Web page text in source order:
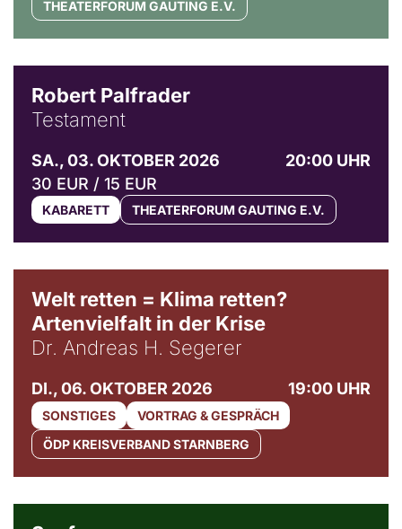
THEATERFORUM GAUTING E.V.
Robert Palfrader
Testament
SA., 03. OKTOBER 2026
20:00 UHR
30 EUR / 15 EUR
KABARETT THEATERFORUM GAUTING E.V.
Welt retten = Klima retten?
Artenvielfalt in der Krise
Dr. Andreas H. Segerer
DI., 06. OKTOBER 2026 19:00 UHR
SONSTIGES
VORTRAG & GESPRÄCH
ÖDP KREISVERBAND STARNBERG